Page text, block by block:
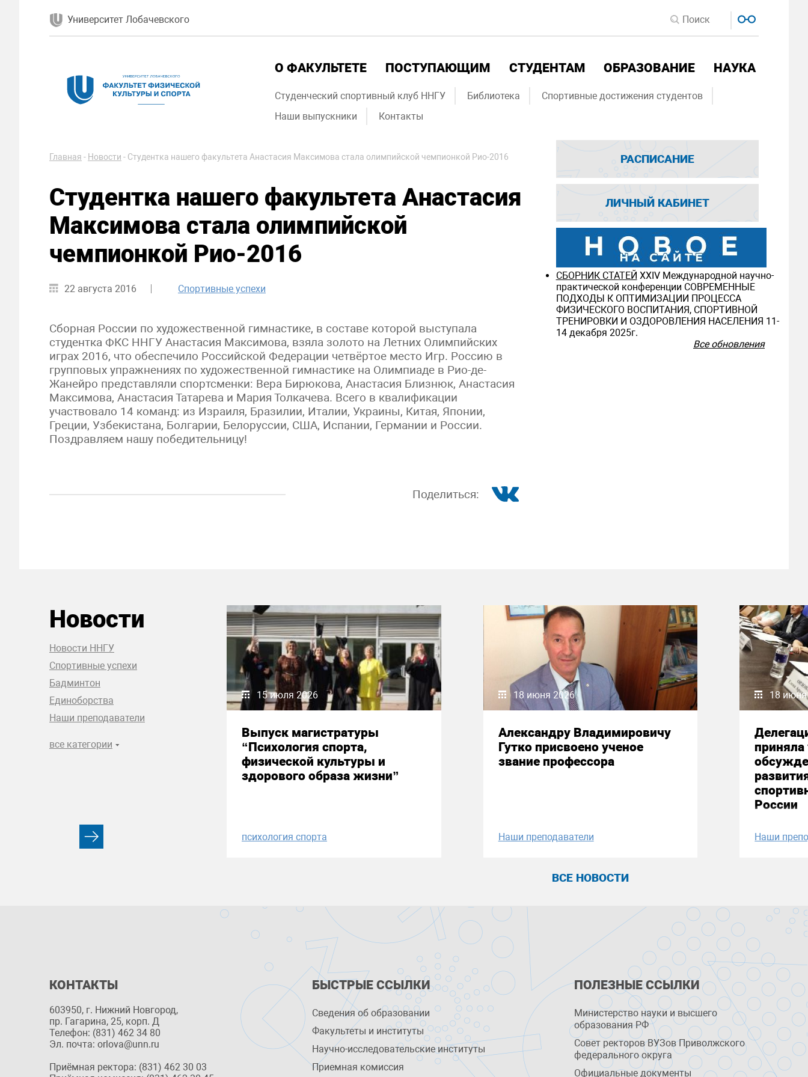
Университет Лобачевского
О ФАКУЛЬТЕТЕ ПОСТУПАЮЩИМ СТУДЕНТАМ ОБРАЗОВАНИЕ НАУКА
Студенческий спортивный клуб ННГУ Библиотека
Спортивные достижения студентов
Наши выпускники
Контакты
Главная - Новости - Студентка нашего факультета Анастасия Максимова стала олимпийской чемпионкой Рио-2016
Студентка нашего факультета Анастасия
Максимова стала олимпийской
чемпионкой Рио-2016
22 августа 2016 Спортивные успехи
Сборная России по художественной гимнастике, в составе которой выступала
студентка ФКС ННГУ Анастасия Максимова, взяла золото на Летних Олимпийских
играх 2016, что обеспечило Российской Федерации четвёртое место Игр. Россию в
групповых упражнениях по художественной гимнастике на Олимпиаде в Рио-де-
Жанейро представляли спортсменки: Вера Бирюкова, Анастасия Близнюк, Анастасия
Максимова, Анастасия Татарева и Мария Толкачева. Всего в квалификации
участвовало 14 команд: из Израиля, Бразилии, Италии, Украины, Китая, Японии,
Греции, Узбекистана, Болгарии, Белоруссии, США, Испании, Германии и России.
Поздравляем нашу победительницу!
Поделиться:
РАСПИСАНИЕ
ЛИЧНЫЙ КАБИНЕТ
СБОРНИК СТАТЕЙ ХXIV Международной научно-
практической конференции СОВРЕМЕННЫЕ
ПОДХОДЫ К ОПТИМИЗАЦИИ ПРОЦЕССА
ФИЗИЧЕСКОГО ВОСПИТАНИЯ, СПОРТИВНОЙ
ТРЕНИРОВКИ И ОЗДОРОВЛЕНИЯ НАСЕЛЕНИЯ 11-
14 декабря 2025г.
Все обновления
Новости
Новости ННГУ
Спортивные успехи
Бадминтон
Единоборства
Наши преподаватели
все категории
15 июля 2026
Выпуск магистратуры
“Психология спорта,
физической культуры и
здорового образа жизни”
психология спорта
18 июня 2026
Александру Владимировичу
Гутко присвоено ученое
звание профессора
Наши преподаватели
18
приняла
России
Наши
ВСЕ НОВОСТИ
КОНТАКТЫ
603950, г. Нижний Новгород,
пр. Гагарина, 25, корп. Д
Телефон: (831) 462 34 80
Эл. почта: orlova@unn.ru
Приёмная ректора: (831) 462 30 03
БЫСТРЫЕ ССЫЛКИ
Сведения об образовании
Факультеты и институты
Научно-исследовательские институты
Приемная комиссия
ПОЛЕЗНЫЕ ССЫЛКИ
Министерство науки и высшего
образования РФ
Совет ректоров ВУЗов Приволжского
федерального округа
Официальные документы